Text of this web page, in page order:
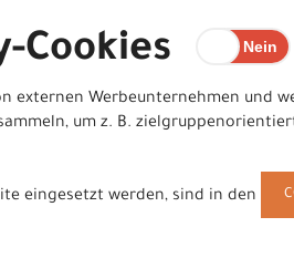
Cookies
externen Werbeunternehmen und
um z. B.
eingesetzt werden, sind in den